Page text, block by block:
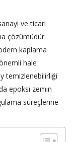
ve ticari
çözümüdür.
kaplama
hale
temizlenebilirliği
epoksi zemin
süreçlerine